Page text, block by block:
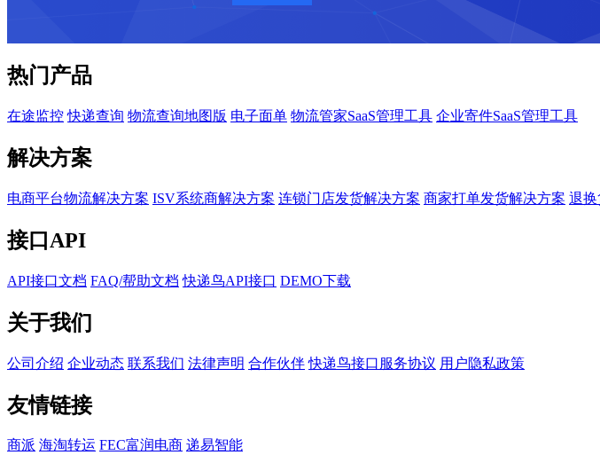
热门产品
在途监控 快递查询 物流查询地图版 电子面单 物流管家SaaS管理工具 企业寄件SaaS管理工具
解决方案
电商平台物流解决方案 ISV系统商解决方案 连锁门店发货解决方案 商家打单发货解决方案 退换
接口API
API接口文档 FAQ/帮助文档 快递鸟API接口 DEMO下载
关于我们
公司介绍 企业动态 联系我们 法律声明 合作伙伴 快递鸟接口服务协议 用户隐私政策
友情链接
商派 海淘转运 FEC富润电商 递易智能